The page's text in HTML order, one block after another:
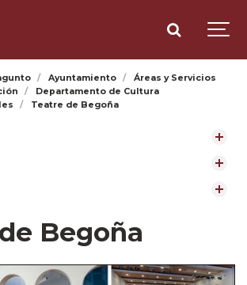
Ayuntamiento
Áreas y Servicios
Departamento de Cultura
Teatre de Begoña
Begoña